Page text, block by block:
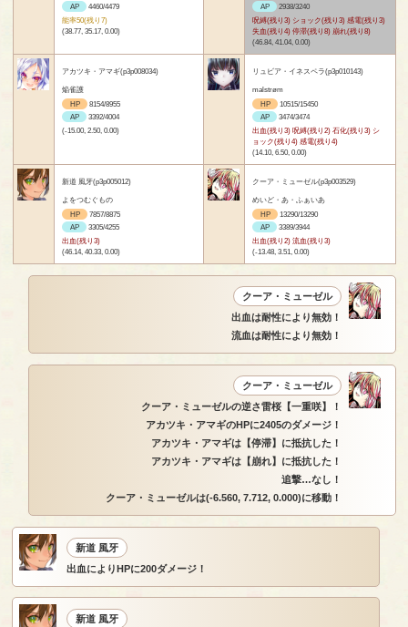
AP
4460/4479
能率50(残り7)
(38.77, 35.17, 0.00)
AP
2938/3240
呪縛(残り3) ショック(残り3) 感電(残り3)
失血(残り4) 停滞(残り8) 崩れ(残り8)
(46.84, 41.04, 0.00)
アカツキ・アマギ(p3p008034)
焔雀護
HP
8154/8955
AP
3392/4004
(-15.00, 2.50, 0.00)
リュビア・イネスペラ(p3p010143)
malstrøm
HP
10515/15450
AP
3474/3474
出血(残り3) 呪縛(残り2) 石化(残り3) シ
ョック(残り4) 感電(残り4)
(14.10, 6.50, 0.00)
新道 風牙(p3p005012)
よをつむぐもの
HP
7857/8875
AP
3305/4255
出血(残り3)
(46.14, 40.33, 0.00)
クーア・ミューゼル(p3p003529)
めいど・あ・ふぁいあ
HP
13290/13290
AP
3389/3944
出血(残り2) 流血(残り3)
(-13.48, 3.51, 0.00)
クーア・ミューゼル
出血は耐性により無効！
流血は耐性により無効！
クーア・ミューゼル
クーア・ミューゼルの逆さ雷桜【一重咲】！
アカツキ・アマギのHPに2405のダメージ！
アカツキ・アマギは【停滞】に抵抗した！
アカツキ・アマギは【崩れ】に抵抗した！
追撃…なし！
クーア・ミューゼルは(-6.560, 7.712, 0.000)に移動！
新道 風牙
出血によりHPに200ダメージ！
新道 風牙